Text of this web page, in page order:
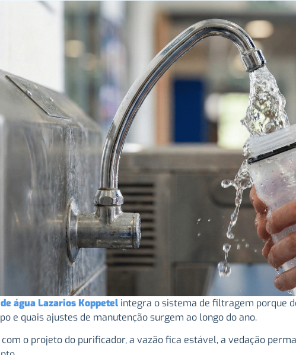
água Lazarios Koppetel integra o sistema de filtragem porque
e quais ajustes de manutenção surgem ao longo do ano.
o projeto do purificador, a vazão fica estável, a vedação